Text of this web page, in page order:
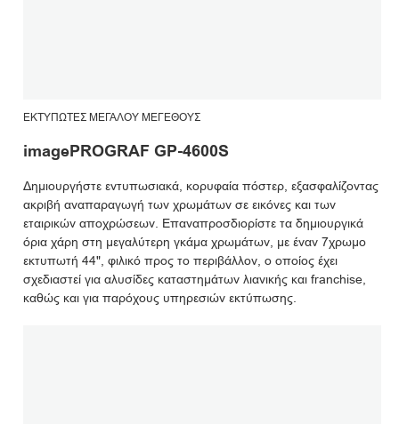
ΕΚΤΥΠΩΤΈΣ ΜΕΓΆΛΟΥ ΜΕΓΈΘΟΥΣ
imagePROGRAF GP-4600S
Δημιουργήστε εντυπωσιακά, κορυφαία πόστερ, εξασφαλίζοντας
ακριβή αναπαραγωγή των χρωμάτων σε εικόνες και των
εταιρικών αποχρώσεων. Επαναπροσδιορίστε τα δημιουργικά
όρια χάρη στη μεγαλύτερη γκάμα χρωμάτων, με έναν 7χρωμο
εκτυπωτή 44", φιλικό προς το περιβάλλον, ο οποίος έχει
σχεδιαστεί για αλυσίδες καταστημάτων λιανικής και franchise,
καθώς και για παρόχους υπηρεσιών εκτύπωσης.